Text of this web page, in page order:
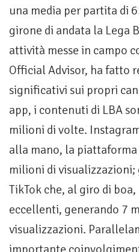
una media per partita di
girone di andata la Lega
attività messe in campo
Official Advisor, ha fatto
significativi sui propri
app, i contenuti di LBA
milioni di volte.
alla mano, la
milioni di visualizzazioni;
TikTok che, al giro di
eccellenti, generando 7
visualizzazioni.